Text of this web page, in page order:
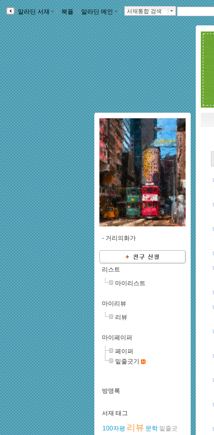
알라딘 서재 ｌ 북플 ｌ 알라딘 메인 ｌ 서재통합 검색
- 거리의화가
리스트
마이리스트
마이리뷰
리뷰
마이페이퍼
페이퍼
밑줄긋기
방명록
서재 태그
100자평 리뷰 문학 밑줄긋